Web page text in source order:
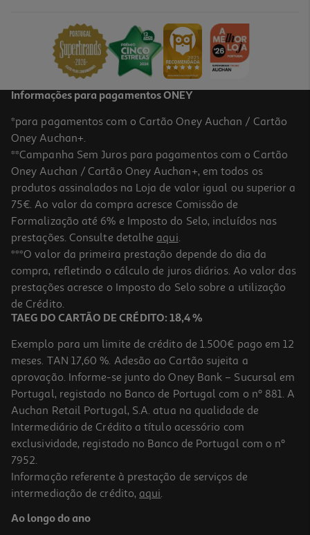
Informações para pagamentos ONEY
*para pagamentos com o Cartão Oney Auchan / Cartão
Oney Auchan+.
**Campanha Sem Juros para pagamentos com o Cartão
Oney Auchan / Cartão Oney Auchan+, em todos os
produtos assinalados na Loja de valor igual ou superior a
75€. Ao valor da compra acresce Comissão de
Formalização até 6% e Imposto do Selo, incluídos nas
prestações. Consulte detalhe aqui.
***O valor da primeira prestação depende do dia da
compra, refletindo o cálculo de juros diários. Ao valor das
prestações acresce o Imposto do Selo sobre a utilização
de Crédito.
TAEG DO CARTÃO DE CRÉDITO: 18,4 %
Exemplo para um limite de crédito de 1.500€ pago em 12
meses. TAN 17,60 %. Adesão ao Cartão sujeita a
aprovação. Informe-se junto do Oney Bank – Sucursal em
Portugal, registado no Banco de Portugal com o nº 881. A
Auchan Retail Portugal, S.A. atua na qualidade de
Intermediário de Crédito a título acessório com
exclusividade, registado no Banco de Portugal com o nº
7952.
Informação referente à prestação de serviços de
intermediação de crédito, aqui.
Ao longo do ano